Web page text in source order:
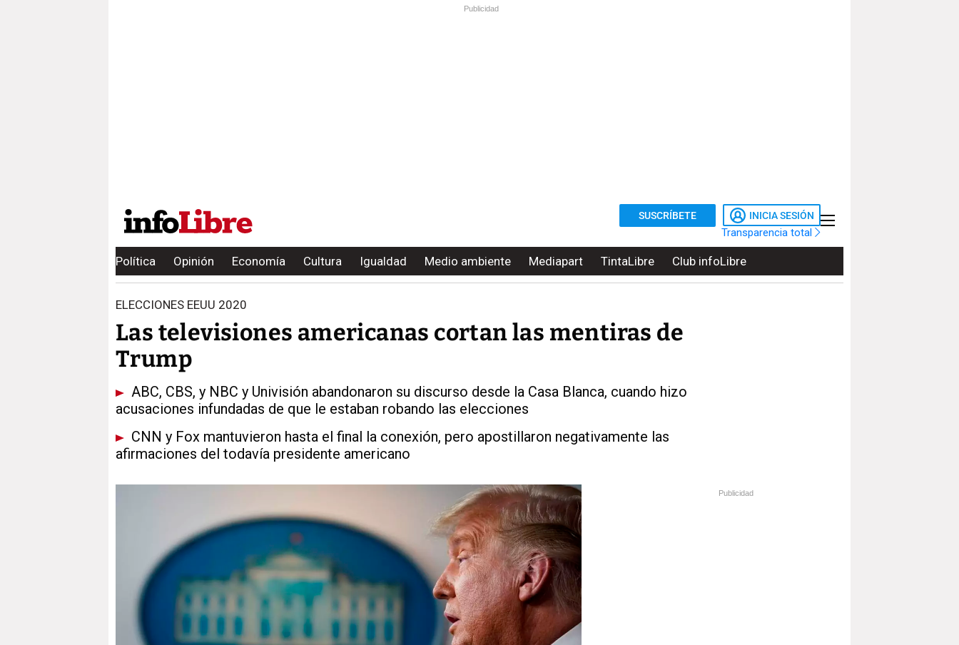
Publicidad
SUSCRÍBETE INICIA SESIÓN
Transparencia total
Política Opinión Economía Cultura Igualdad Medio ambiente Mediapart TintaLibre Club infoLibre
ELECCIONES EEUU 2020
Las televisiones americanas cortan las mentiras de
Trump
ABC, CBS, y NBC y Univisión abandonaron su discurso desde la Casa Blanca, cuando hizo
acusaciones infundadas de que le estaban robando las elecciones
CNN y Fox mantuvieron hasta el final la conexión, pero apostillaron negativamente las
afirmaciones del todavía presidente americano
Publicidad